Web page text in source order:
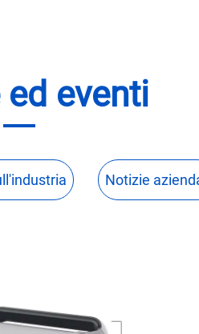
eventi
Notizie